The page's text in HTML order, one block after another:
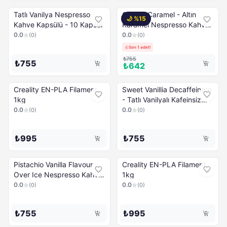
Tatlı Vanilya Nespresso
Kahve Kapsülü - 10 Kapsül
0.0 (0)
₺755
🌙 %15
Golden Caramel - Altın
Karamel Nespresso Kahve
Kapsülü - 10 Kapsül
0.0 (0)
Son 1 adet!
₺755
₺642
Creality EN-PLA Filament
1kg
0.0 (0)
₺995
Sweet Vanillia Decaffeinato
- Tatlı Vanilyalı Kafeinsiz
Nespresso Kahve Kapsülü
0.0 (0)
₺755
Pistachio Vanilla Flavour
Over Ice Nespresso Kahve
Kapsülü - 10 Kapsül
0.0 (0)
₺755
Creality EN-PLA Filament
1kg
0.0 (0)
₺995